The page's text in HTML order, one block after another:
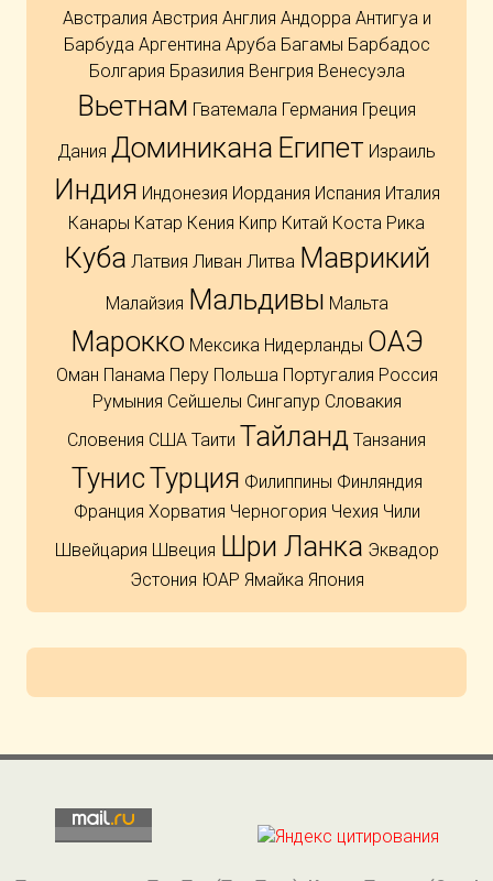
Австралия Австрия Англия Андорра Антигуа и
Барбуда Аргентина Аруба Багамы Барбадос
Болгария Бразилия Венгрия Венесуэла
Вьетнам Гватемала Германия Греция
Дания Доминикана Египет Израиль
Индия Индонезия Иордания Испания Италия
Канары Катар Кения Кипр Китай Коста Рика
Куба Латвия Ливан Литва Маврикий
Малайзия Мальдивы Мальта
Марокко Мексика Нидерланды ОАЭ
Оман Панама Перу Польша Португалия Россия
Румыния Сейшелы Сингапур Словакия
Словения США Таити Тайланд Танзания
ТунисТурция Филиппины Финляндия
Франция Хорватия Черногория Чехия Чили
Швейцария Швеция Шри Ланка Эквадор
Эстония ЮАР Ямайка Япония